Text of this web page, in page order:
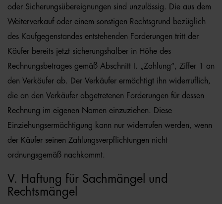
oder Sicherungsübereignungen sind unzulässig. Die aus dem
Weiterverkauf oder einem sonstigen Rechtsgrund bezüglich
des Kaufgegenstandes entstehenden Forderungen tritt der
Käufer bereits jetzt sicherungshalber in Höhe des
Rechnungsbetrages gemäß Abschnitt I. „Zahlung“, Ziffer 1 an
den Verkäufer ab. Der Verkäufer ermächtigt ihn widerruflich,
die an den Verkäufer abgetretenen Forderungen für dessen
Rechnung im eigenen Namen einzuziehen. Diese
Einziehungsermächtigung kann nur widerrufen werden, wenn
der Käufer seinen Zahlungsverpflichtungen nicht
ordnungsgemäß nachkommt.
V. Haftung für Sachmängel und
Rechtsmängel